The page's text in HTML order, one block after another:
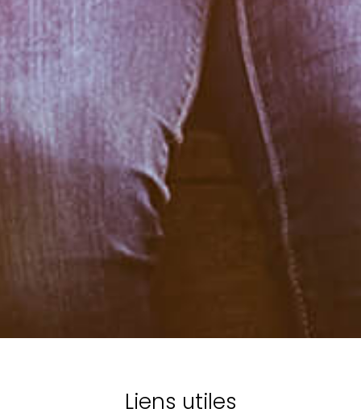
Liens utiles